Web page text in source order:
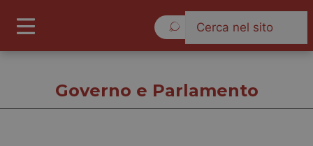
Governo e Parlamento